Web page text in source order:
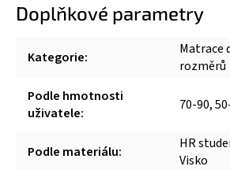
Doplňkové parametry
Kategorie:
Matrace
rozměrů
Podle hmotnosti
uživatele: 70-90,
Podle materiálu:
HR
Visko